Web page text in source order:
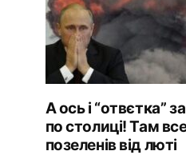
А оcь і “отвєтка”
по cтолиці! Там
позеленів від люті